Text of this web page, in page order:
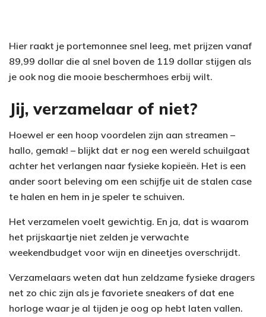
Hier raakt je portemonnee snel leeg, met prijzen vanaf
89,99 dollar die al snel boven de 119 dollar stijgen als
je ook nog die mooie beschermhoes erbij wilt.
Jij, verzamelaar of niet?
Hoewel er een hoop voordelen zijn aan streamen –
hallo, gemak! – blijkt dat er nog een wereld schuilgaat
achter het verlangen naar fysieke kopieën. Het is een
ander soort beleving om een schijfje uit de stalen case
te halen en hem in je speler te schuiven.
Het verzamelen voelt gewichtig. En ja, dat is waarom
het prijskaartje niet zelden je verwachte
weekendbudget voor wijn en dineetjes overschrijdt.
Verzamelaars weten dat hun zeldzame fysieke dragers
net zo chic zijn als je favoriete sneakers of dat ene
horloge waar je al tijden je oog op hebt laten vallen.